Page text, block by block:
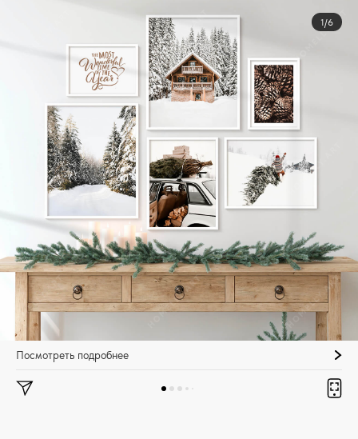
1/6
Посмотреть подробнее